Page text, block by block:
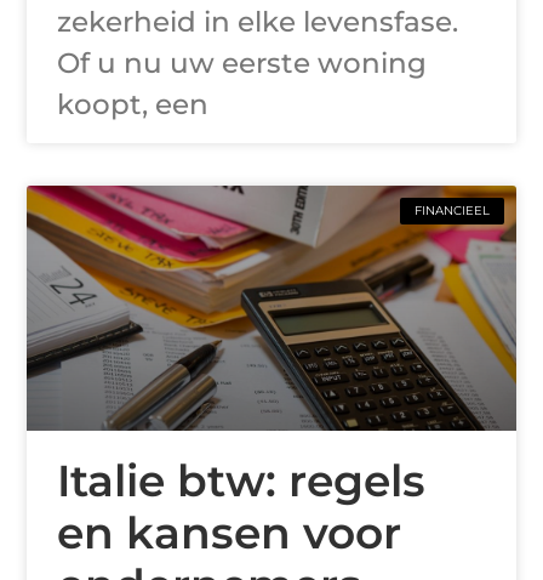
zekerheid in elke levensfase.
Of u nu uw eerste woning
koopt, een
FINANCIEEL
Italie btw: regels
en kansen voor